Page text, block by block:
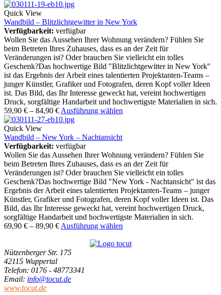
Quick View
Wandbild – Blitzlichtgewitter in New York
Verfügbarkeit: verfügbar
Wollen Sie das Aussehen Ihrer Wohnung verändern? Fühlen Sie
beim Betreten Ihres Zuhauses, dass es an der Zeit für
Veränderungen ist? Oder brauchen Sie vielleicht ein tolles
Geschenk?Das hochwertige Bild "Blitzlichtgewitter in New York"
ist das Ergebnis der Arbeit eines talentierten Projektanten-Teams –
junger Künstler, Grafiker und Fotografen, deren Kopf voller Ideen
ist. Das Bild, das Ihr Interesse geweckt hat, vereint hochwertigen
Druck, sorgfältige Handarbeit und hochwertigste Materialien in sich.
59,90 € – 84,90 € Ausführung wählen
Quick View
Wandbild – New York – Nachtansicht
Verfügbarkeit: verfügbar
Wollen Sie das Aussehen Ihrer Wohnung verändern? Fühlen Sie
beim Betreten Ihres Zuhauses, dass es an der Zeit für
Veränderungen ist? Oder brauchen Sie vielleicht ein tolles
Geschenk?Das hochwertige Bild "New York - Nachtansicht" ist das
Ergebnis der Arbeit eines talentierten Projektanten-Teams – junger
Künstler, Grafiker und Fotografen, deren Kopf voller Ideen ist. Das
Bild, das Ihr Interesse geweckt hat, vereint hochwertigen Druck,
sorgfältige Handarbeit und hochwertigste Materialien in sich.
69,90 € – 89,90 € Ausführung wählen
Nützenberger Str. 175
42115 Wuppertal
Telefon: 0176 - 48773341
Email: info@tocut.de
www.tocut.de